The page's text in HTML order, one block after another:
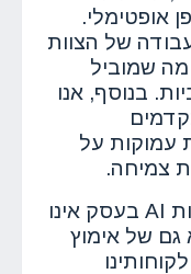
אופטימלי.
של הצוות
שמוביל
בנוסף, אנו
עמוקות על
צמיחה.
חשוב לזכור כי שילוב טכנולוגיות AI בעסק אינו
גם של אימוץ